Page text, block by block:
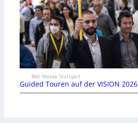
Bild: Messe Stuttgart
Guided Touren auf der VISION 2026